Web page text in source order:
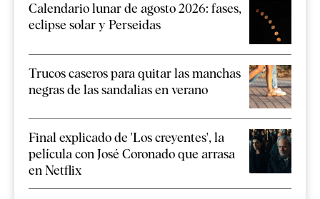
Calendario lunar de agosto 2026: fases,
eclipse solar y Perseidas
Trucos caseros para quitar las manchas
negras de las sandalias en verano
Final explicado de 'Los creyentes', la
película con José Coronado que arrasa
en Netflix